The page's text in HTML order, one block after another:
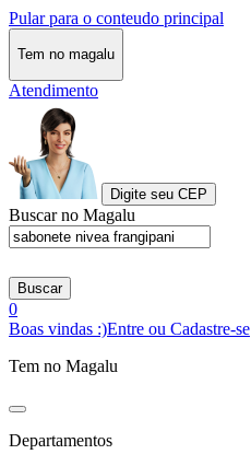
Pular para o conteudo principal
Tem no magalu
Atendimento
Digite seu CEP
Buscar no Magalu
Buscar
0
Boas vindas :)Entre ou Cadastre-se
Tem no Magalu
Departamentos